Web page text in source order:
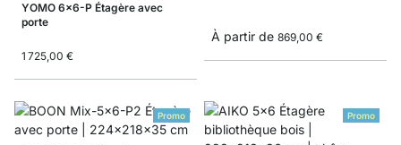
YOMO 6x6-P Étagère avec
porte
1 725,00 €
À partir de 869,00 €
Promo Promo